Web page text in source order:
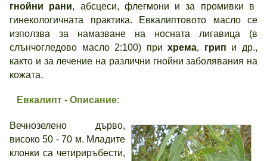
гнойни рани, абсцеси, флегмони и за промивки в
гинекологичната практика. Евкалиптовото масло се
използва за намазване на носната лигавица (в
слънчогледово масло 2:100) прихрема, грип и др.,
както и за лечение на различни гнойни заболявания на
кожата.
Евкалипт - Описание:
Вечнозелено дърво,
високо 50 - 70 м. Младите
клонки са четириръбести,